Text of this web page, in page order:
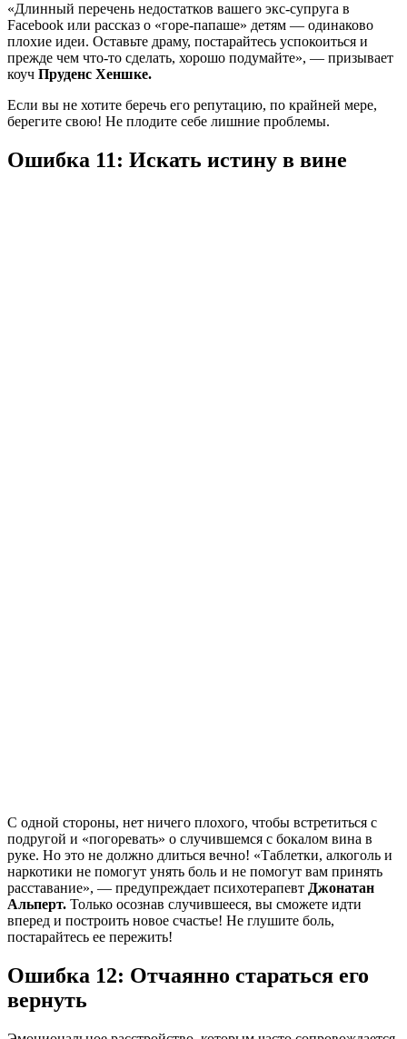
«Длинный перечень недостатков вашего экс-супруга в
Facebook или рассказ о «горе-папаше» детям — одинаково
плохие идеи. Оставьте драму, постарайтесь успокоиться и
прежде чем что-то сделать, хорошо подумайте», — призывает
коуч Пруденс Хеншке.
Если вы не хотите беречь его репутацию, по крайней мере,
берегите свою! Не плодите себе лишние проблемы.
Ошибка 11: Искать истину в вине
С одной стороны, нет ничего плохого, чтобы встретиться с
подругой и «погоревать» о случившемся с бокалом вина в
руке. Но это не должно длиться вечно! «Таблетки, алкоголь и
наркотики не помогут унять боль и не помогут вам принять
расставание», — предупреждает психотерапевт Джонатан
Альперт. Только осознав случившееся, вы сможете идти
вперед и построить новое счастье! Не глушите боль,
постарайтесь ее пережить!
Ошибка 12: Отчаянно стараться его
вернуть